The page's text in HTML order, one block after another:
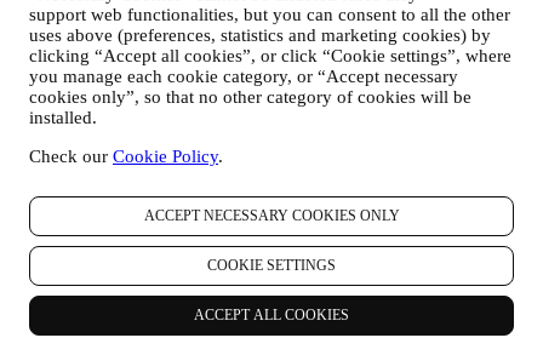
support web functionalities, but you can consent to all the other
uses above (preferences, statistics and marketing cookies) by
clicking “Accept all cookies”, or click “Cookie settings”, where
you manage each cookie category, or “Accept necessary
cookies only”, so that no other category of cookies will be
installed.
Check our Cookie Policy.
ACCEPT NECESSARY COOKIES ONLY
COOKIE SETTINGS
ACCEPT ALL COOKIES
vous ne souhaitez pas que ces informations soient utilisées
pour vous présenter des publicités, du contenu ou des
messages en fonction de vos intérêts, vous pouvez limiter
l’utilisation des informations sur vos actions en ligne en gérant
vos paramètres en matière de cookies (veuillez toutefois noter
Veuillez noter que cela ne vous empêche pas de recevoir des
recevoir des publicités, des offres ou des messages
génériques. Pour plus d’informations sur la façon dont nous
utilisons les cookies et savoir comment vous pouvez les
supprimer, consultez notrePolitique en matière de cookies
AVIS PRODUITS : Si vous avez acheté l'un de nos produits,
nous pouvons vous envoyer un courrier électronique pour